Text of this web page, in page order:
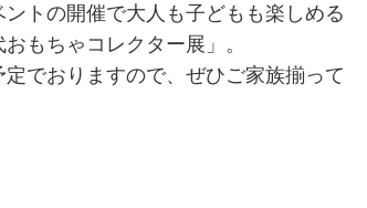
トの開催で大人も子どもも楽しめる
もちゃコレクター展」。
でおりますので、ぜひご家族揃って